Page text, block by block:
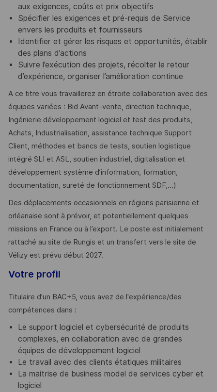
aux exigences, coûts et prix objectifs
Spécifier les exigences et pré-requis de Service
envers les produits et fournisseurs
Identifier et gérer les risques et opportunités, établir
des plans d’actions
Suivre l’exécution des projets, récolter le retour
d’expérience, organiser l’amélioration continue
A ce titre vous travaillerez en étroite collaboration avec des
équipes variées : Bid Avant-vente, direction technique,
Ingénierie développement logiciel et test des produits,
Achats, Industrialisation, assistance technique Support
Client, méthodes et bancs de tests, soutien logistique
intégré SLI et ASL, soutien industriel, digitalisation et
développement système d’information, formation,
documentation, sureté de fonctionnement SDF,...)
Des déplacements occasionnels en régions parisienne et
orléanaise sont à prévoir, et potentiellement quelques
missions en France ou à l’export. Le poste est initialement
rattaché au site de Rungis et un transfert vers le site de
Vélizy est prévu début 2027.
Votre profil
Titulaire d'un BAC+5, vous avez de l'expérience/des
compétences dans :
Le support logiciel et cybersécurité de produits
complexes, en collaboration avec de grandes
équipes de développement logiciel
Le travail avec des clients étatiques militaires
La maitrise de business model de services cyber et
logiciel